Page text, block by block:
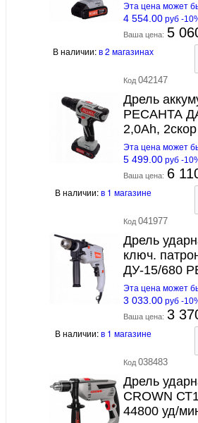
Эта цена может
4 554.00 руб -
Ваша цена: 5
В наличии:в 2 магазинах
Код 042147
Дрель
РЕСАНТА
2,0Ah,
Эта цена может
5 499.00 руб -
Ваша цена: 6
В наличии:в 1 магазине
Код 041977
Дрель
ключ.
ДУ-15/680
Эта цена может
3 033.00 руб -
Ваша цена: 3
В наличии:в 1 магазине
Код 038483
Дрель
CROWN
44800 уд/